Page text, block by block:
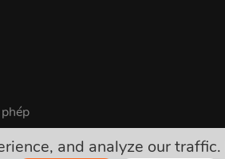
and analyze our